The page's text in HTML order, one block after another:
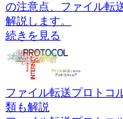
の注意点、ファイル転
解説します。
続きを見る
ファイル転送プロトコ
類も解説